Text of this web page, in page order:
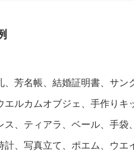
、芳名帳、結婚証明書、サン
エルカムオブジェ、手作りキ
ス、ティアラ、ベール、手袋
計、写真立て、ポエム、ウエ